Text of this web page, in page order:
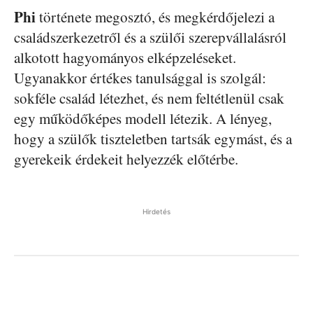
Phitörténete megosztó, és megkérdőjelezi a
családszerkezetről és a szülői szerepvállalásról
alkotott hagyományos elképzeléseket.
Ugyanakkor értékes tanulsággal is szolgál:
sokféle család létezhet, és nem feltétlenül csak
egy működőképes modell létezik. A lényeg,
hogy a szülők tiszteletben tartsák egymást, és a
gyerekeik érdekeit helyezzék előtérbe.
Hirdetés